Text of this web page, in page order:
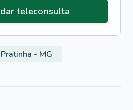
teleconsulta
- MG